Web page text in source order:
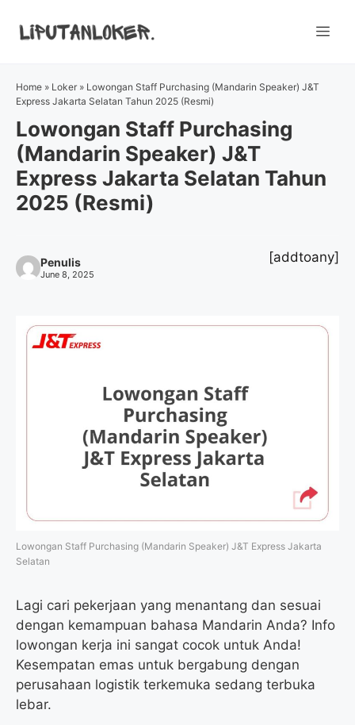
Home » Loker » Lowongan Staff Purchasing (Mandarin Speaker) J&T
Express Jakarta Selatan Tahun 2025 (Resmi)
Lowongan Staff Purchasing
(Mandarin Speaker) J&T
Express Jakarta Selatan Tahun
2025 (Resmi)
Penulis
June 8, 2025
[addtoany]
Lowongan Staff Purchasing (Mandarin Speaker) J&T Express Jakarta
Selatan
Lagi cari pekerjaan yang menantang dan sesuai
dengan kemampuan bahasa Mandarin Anda? Info
lowongan kerja ini sangat cocok untuk Anda!
Kesempatan emas untuk bergabung dengan
perusahaan logistik terkemuka sedang terbuka
lebar.